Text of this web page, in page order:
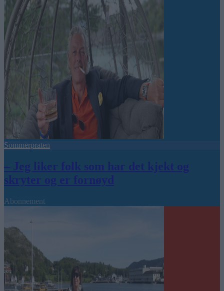
Sommerpraten
– Jeg liker folk som har det kjekt og
skryter og er fornøyd
Abonnement